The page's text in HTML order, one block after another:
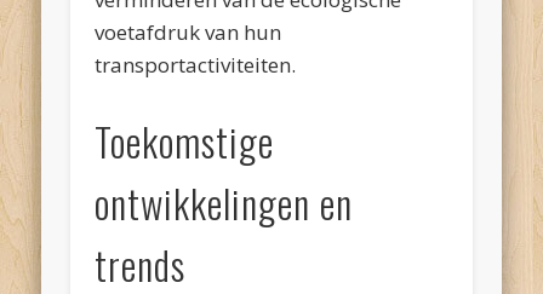
voetafdruk van hun
transportactiviteiten.
Toekomstige
ontwikkelingen en
trends